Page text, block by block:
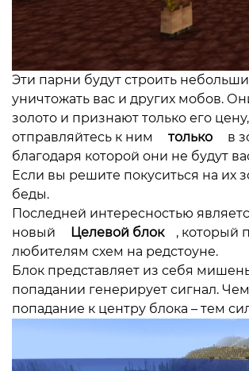
Эти парни будут строить
уничтожать вас и других мобов.
золото и признают только его
отправляйтесь к ним
только
в
благодаря которой они не будут
Если вы решите покуситься на их
беды.
Последней интересностью
новый
Целевой блок
, который
любителям схем на редстоуне.
Блок представляет из себя
попадании генерирует сигнал.
попадание к центру блока – тем